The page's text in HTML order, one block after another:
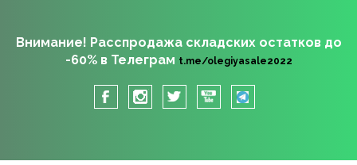
Внимание! Расспродажа складских остатков до
-60% в Телеграм t.me/olegiyasale2022